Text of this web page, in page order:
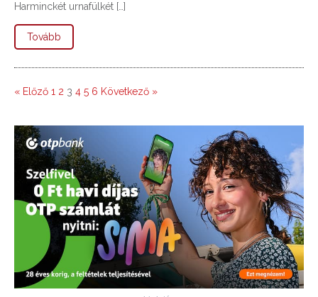
Harminckét urnafülkét […]
Tovább
« Előző 1 2 3 4 5 6 Következő »